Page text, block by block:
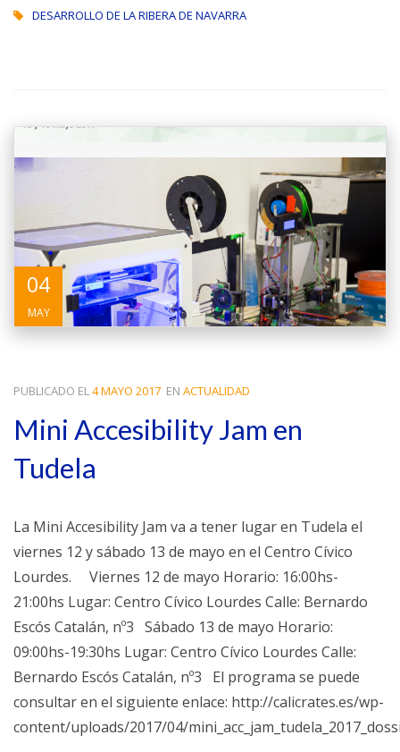
DESARROLLO DE LA RIBERA DE NAVARRA
04
MAY
PUBLICADO EL4 MAYO 2017 EN ACTUALIDAD
Mini Accesibility Jam en
Tudela
La Mini Accesibility Jam va a tener lugar en Tudela el
viernes 12 y sábado 13 de mayo en el Centro Cívico
Lourdes. Viernes 12 de mayo Horario: 16:00hs-
21:00hs Lugar: Centro Cívico Lourdes Calle: Bernardo
Escós Catalán, nº3 Sábado 13 de mayo Horario:
09:00hs-19:30hs Lugar: Centro Cívico Lourdes Calle:
Bernardo Escós Catalán, nº3 El programa se puede
consultar en el siguiente enlace: http://calicrates.es/wp-
content/uploads/2017/04/